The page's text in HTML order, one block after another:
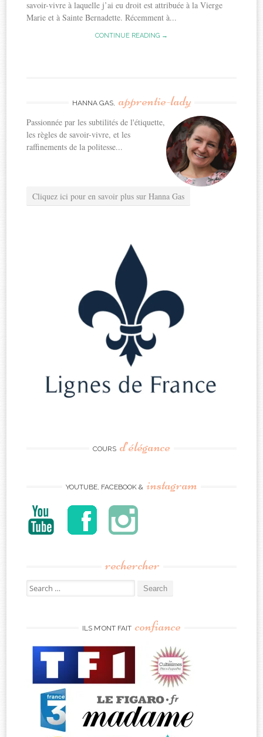
savoir-vivre à laquelle j’ai eu droit est attribuée à la Vierge
Marie et à Sainte Bernadette. Récemment à...
CONTINUE READING →
HANNA GAS, apprentie-lady
Passionnée par les subtilités de l'étiquette,
les règles de savoir-vivre, et les
raffinements de la politesse...
Cliquez ici pour en savoir plus sur Hanna Gas
COURS d’élégance
YOUTUBE, FACEBOOK & instagram
rechercher
Search
for:
ILS M’ONT FAIT confiance